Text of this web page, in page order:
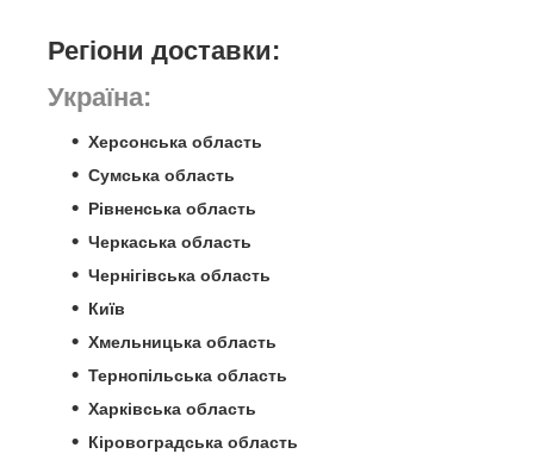
Регіони доставки:
Україна:
Херсонська область
Сумська область
Рівненська область
Черкаська область
Чернігівська область
Київ
Хмельницька область
Тернопільська область
Харківська область
Кіровоградська область